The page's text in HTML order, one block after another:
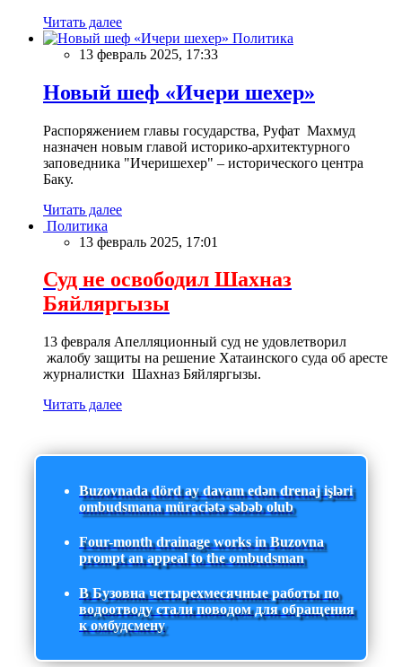
Читать далее
Политика
13 февраль 2025, 17:33
Новый шеф «Ичери шехер»
Распоряжением главы государства, Руфат Махмуд
назначен новым главой историко-архитектурного
заповедника "Ичеришехер" – исторического центра
Баку.
Читать далее
Политика
13 февраль 2025, 17:01
Суд не освободил Шахназ
Бяйляргызы
13 февраля Апелляционный суд не удовлетворил
жалобу защиты на решение Хатаинского суда об аресте
журналистки Шахназ Бяйляргызы.
Читать далее
Buzovnada dörd ay davam edən drenaj işləri
ombudsmana müraciətə səbəb olub
Four-month drainage works in Buzovna
prompt an appeal to the ombudsman
В Бузовна четырехмесячные работы по
водоотводу стали поводом для обращения
к омбудсмену